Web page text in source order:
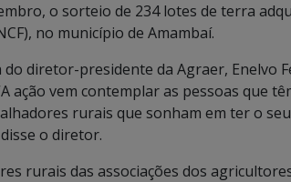
o sorteio de 234 lotes de terra
no município de Amambaí.
diretor-presidente da Agraer, Enelvo
ação vem contemplar as pessoas que
rurais que sonham em ter o
o diretor.
rurais das associações dos